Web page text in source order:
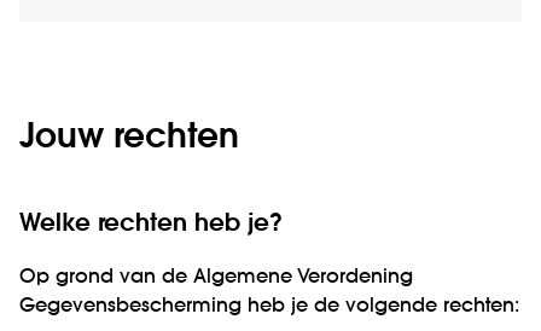
Jouw rechten
Welke rechten heb je?
Op grond van de Algemene Verordening
Gegevensbescherming heb je de volgende rechten: